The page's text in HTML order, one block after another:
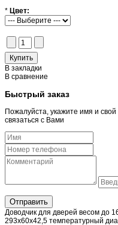
* Цвет:
В закладки
В сравнение
Быстрый заказ
Пожалуйста, укажите имя и
связаться с Вами
Отправить
Доводчик для дверей весом до
293х60х42,5 температурный